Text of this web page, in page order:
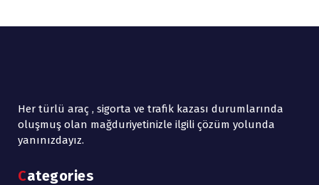
Her türlü araç , sigorta ve trafik kazası durumlarında
oluşmuş olan mağduriyetinizle ilgili çözüm yolunda
yanınızdayız.
Categories